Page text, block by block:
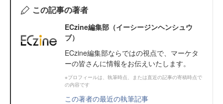
この記事の著者
ECzine編集部（イーシージンヘンシュウ
ブ）
ECzine編集部ならではの視点で、マーケタ
ーの皆さんに情報をお伝えいたします。
※プロフィールは、執筆時点、または直近の記事の寄稿時点で
の内容です
この著者の最近の執筆記事